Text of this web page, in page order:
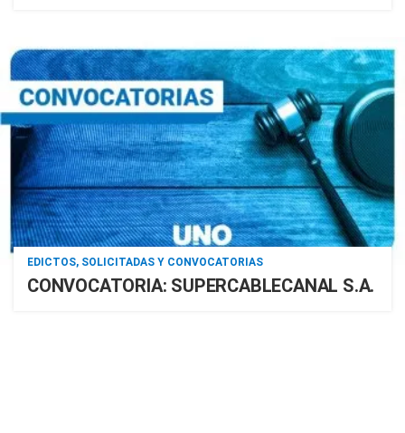
EDICTOS, SOLICITADAS Y CONVOCATORIAS
CONVOCATORIA: SUPERCABLECANAL S.A.